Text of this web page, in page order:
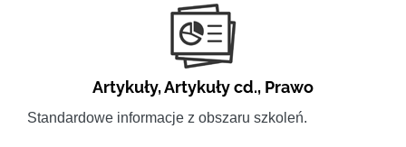
Artykuły,Artykuły cd., Prawo
Standardowe informacje z obszaru szkoleń.